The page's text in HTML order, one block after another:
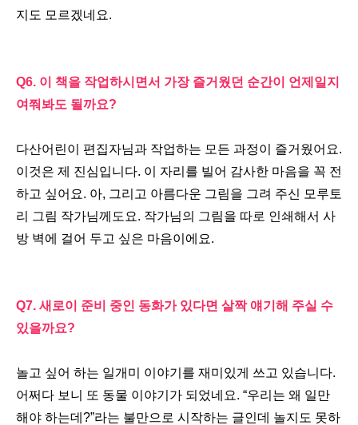
지도 모르겠네요.
Q6. 이 책을 작업하시면서 가장 즐거웠던 순간이 언제일지
여쭤봐도 될까요?
다산어린이 편집자님과 작업하는 모든 과정이 즐거웠어요.
이것은 제 진심입니다. 이 자리를 빌어 감사한 마음을 꼭 전
하고 싶어요. 아, 그리고 아름다운 그림을 그려 주신 모루토
리 그림 작가님께도요. 작가님의 그림을 따로 인쇄해서 사
방 벽에 걸어 두고 싶은 마음이에요.
Q7. 새로이 준비 중인 동화가 있다면 살짝 얘기해 주실 수
있을까요?
놀고 싶어 하는 일개미 이야기를 재미있게 쓰고 있습니다.
어쩌다 보니 또 동물 이야기가 되었네요. “우리는 왜 일만
해야 하는데 ?”라는 불만으로 시작하는 글인데 놀지도 못하